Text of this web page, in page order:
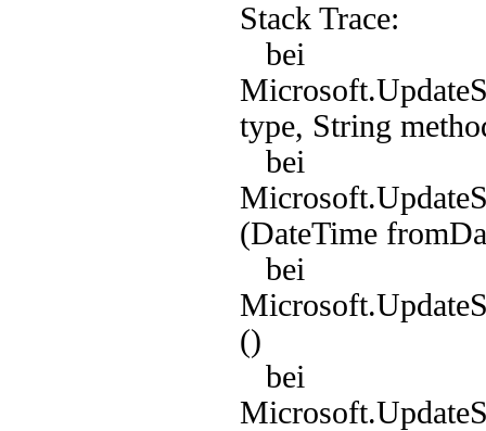
Stack Trace:
bei
type, String
bei
(DateTime
bei
()
bei